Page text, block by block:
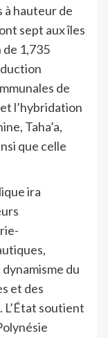
hauteur de
sept aux îles
1,735
de
l’hybridation
Taha’a,
que celle
ira
du
et des
L’État soutient